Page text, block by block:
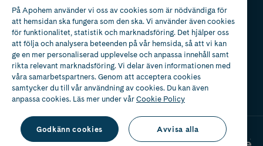
Apotek med tillstånd
av Läkemedelsverket
På Apohem använder vi oss av cookies som är nödvändiga för
att hemsidan ska fungera som den ska. Vi använder även cookies
för funktionalitet, statistik och marknadsföring. Det hjälper oss
att följa och analysera beteenden på vår hemsida, så att vi kan
ge en mer personaliserad upplevelse och anpassa innehåll samt
rikta relevant marknadsföring. Vi delar även informationen med
våra samarbetspartners. Genom att acceptera cookies
samtycker du till vår användning av cookies. Du kan även
anpassa cookies. Läs mer under vårCookie Policy
Godkänn cookies Avvisa alla